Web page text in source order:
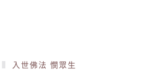
入世佛法 憫眾生